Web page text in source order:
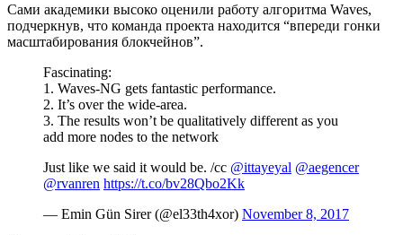
Сами академики высоко оценили работу алгоритма Waves,
подчеркнув, что команда проекта находится “впереди гонки
масштабирования блокчейнов”.
Fascinating:
1. Waves-NG gets fantastic performance.
2. It’s over the wide-area.
3. The results won’t be qualitatively different as you
add more nodes to the network
Just like we said it would be. /cc @ittayeyal @aegencer
@rvanren https://t.co/bv28Qbo2Kk
— Emin Gün Sirer (@el33th4xor) November 8, 2017